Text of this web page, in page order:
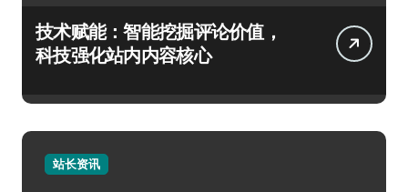
技术赋能：智能挖掘评论价值，
科技强化站内内容核心
站长资讯